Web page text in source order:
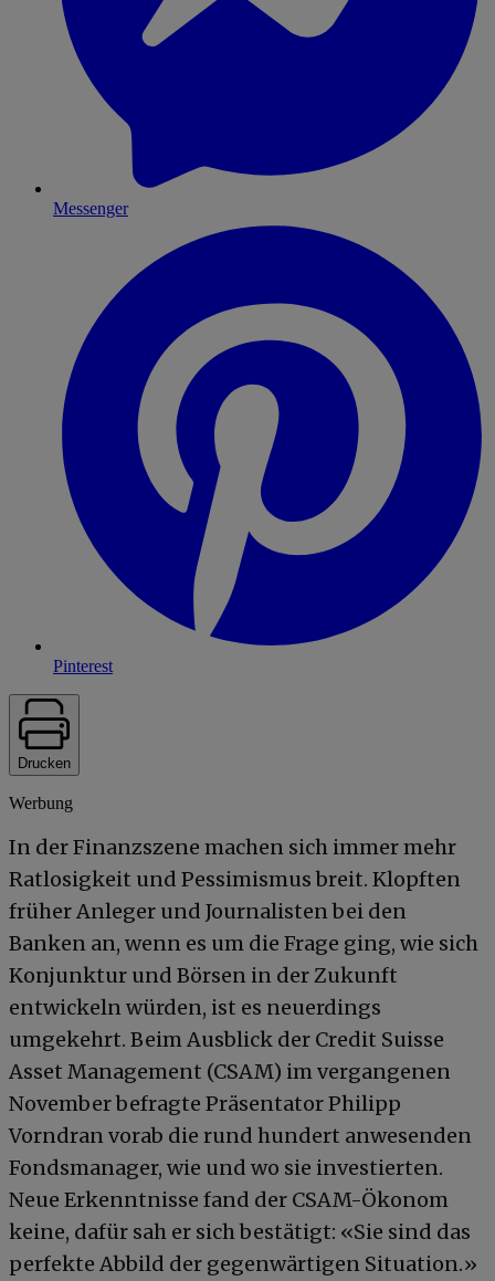
Messenger
Pinterest
Drucken
Werbung
In der Finanzszene machen sich immer mehr
Ratlosigkeit und Pessimismus breit. Klopften
früher Anleger und Journalisten bei den
Banken an, wenn es um die Frage ging, wie sich
Konjunktur und Börsen in der Zukunft
entwickeln würden, ist es neuerdings
umgekehrt. Beim Ausblick der Credit Suisse
Asset Management (CSAM) im vergangenen
November befragte Präsentator Philipp
Vorndran vorab die rund hundert anwesenden
Fondsmanager, wie und wo sie investierten.
Neue Erkenntnisse fand der CSAM-Ökonom
keine, dafür sah er sich bestätigt: «Sie sind das
perfekte Abbild der gegenwärtigen Situation.»